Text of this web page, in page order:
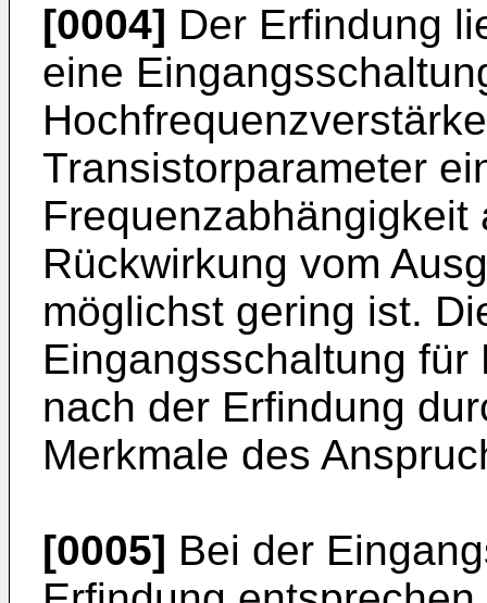
[0004] Der Erfindung
eine
Transistorparameter
Rückwirkung vom
möglichst gering ist.
Eingangsschaltung
nach der Erfindung
Merkmale des
[0005] Bei der